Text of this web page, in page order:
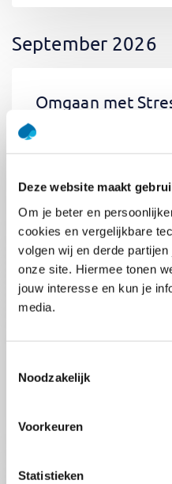
Deze website maakt
Om je beter en
cookies en vergelijkbare
volgen wij en derde
onze site. Hiermee tonen
jouw interesse en kun je
media.
Noodzakelijk
Voorkeuren
Statistieken
September 2026
Omgaan met
0.5dag
€400,-
Inschrijven
Pega Certified
(PCSA)
Di 01 September
Locatie: Online
Inschrijven